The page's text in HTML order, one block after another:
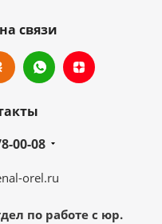
связи
00-08
orel.ru
по работе с юр.